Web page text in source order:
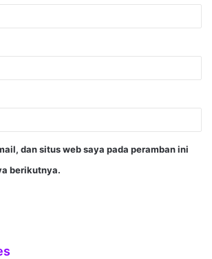
dan situs web saya pada peramban ini
berikutnya.